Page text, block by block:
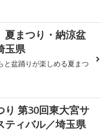
まつり・納涼盆
玉県
と盆踊りが楽しめる夏まつ
り 第30回東大宮サ
ティバル／埼玉県